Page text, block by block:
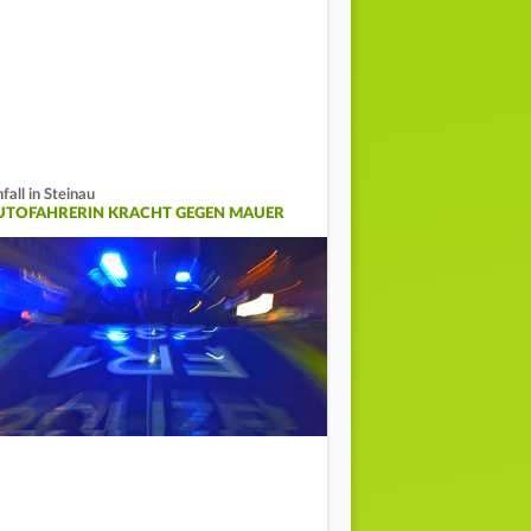
in Steinau
KRACHT GEGEN MAUER